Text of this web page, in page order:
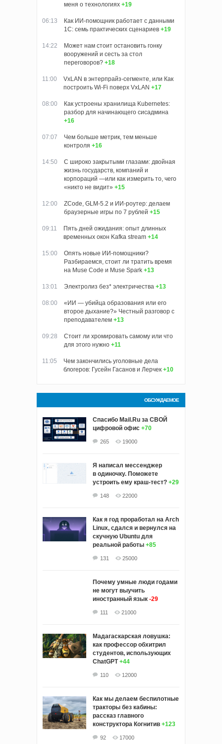
меня о технологиях +19
06:13
Как ИИ-помощник работает с данными
1С: семь практических сценариев +19
14:22
Может нам стоит остановить гонку
вооружений и сесть за стол
переговоров? +18
11:00
VxLAN в энтерпрайз-сегменте, или Как
построить Wi-Fi поверх VxLAN +17
08:00
Как устроены хранилища Kubernetes:
разбор для начинающего сисадмина
+16
07:07
Чем больше метрик, тем меньше
контроля +16
14:50
С широко закрытыми глазами: двойная
жизнь государств, компаний и
корпораций —или как измерить то, чего
«никто не видит» +15
12:00
ZCode, GLM-5.2 и ИИ-роутер: делаем
браузерные игры по 7 рублей +15
09:11
Пять дней ожидания: опыт длинных
временных окон Kafka stream +14
15:00
Опять новые ИИ-помощники?
Разбираемся, стоит ли тратить время
на Muse Code и Muse Spark +13
13:01 Электролиз без* электричества +13
08:00
«ИИ — убийца образования или его
второе дыхание?» Честный разговор с
преподавателем +13
09:28
Стоит ли хромировать самому или что
для этого нужно +11
11:05
Чем закончились уголовные дела
блогеров: Гусейн Гасанов и Лерчек +10
ОБСУЖДАЕМОЕ
Спасибо Mail.Ru за СВОЙ
цифровой офис +70
265 19000
Я написал мессенджер
в одиночку. Поможете
устроить ему краш‑тест? +29
148 22000
Как я год проработал на Arch
Linux, сдался и вернулся на
скучную Ubuntu для
реальной работы +85
131 25000
Почему умные люди годами
не могут выучить
иностранный язык -29
111 21000
Мадагаскарская ловушка:
как профессор обхитрил
студентов, использующих
ChatGPT +44
110 12000
Как мы делаем беспилотные
тракторы без кабины:
рассказ главного
конструктора Когнитив +123
92 17000